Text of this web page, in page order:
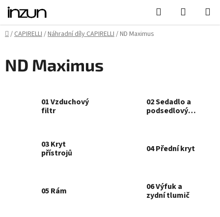
Přejít
obsah
Hledat
KOŠÍK
Domů
/CAPIRELLI/Náhradní díly CAPIRELLI/ND Maximus
ND Maximus
01 Vzduchový
filtr
02 Sedadlo a
podsedlový
03 Kryt
přístrojů
04 Přední kryt
05 Rám
06 Výfuk a
zydní tlumič